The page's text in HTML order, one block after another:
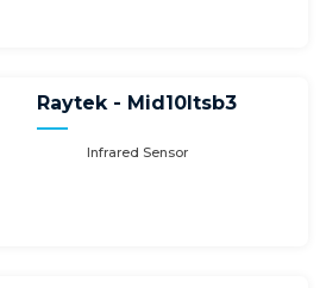
Raytek - Mid10ltsb3
Infrared Sensor